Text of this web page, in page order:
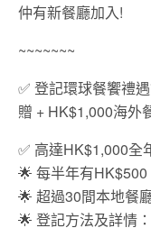
仲有新餐廳加入!
~~~~~~~
✅ 登記環球餐饗禮
贈 + HK$1,000海外
✅ 高達HK$1,000全
🌟 每半年有
🌟 超過30間本地餐
🌟 登記方法及詳情